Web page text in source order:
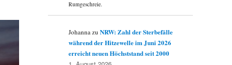
Rumgeschreie.
JohannazuNRW: Zahl der Sterbefälle
während der Hitzewelle im Juni 2026
erreicht neuen Höchststand seit 2000